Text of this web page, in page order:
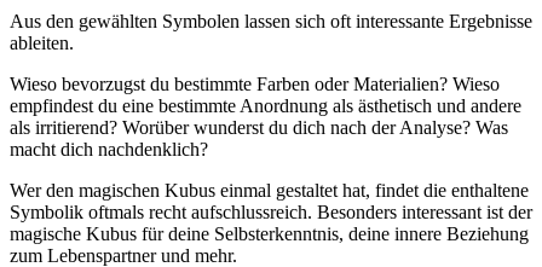
Aus den gewählten Symbolen lassen sich oft interessante Ergebnisse
ableiten.
Wieso bevorzugst du bestimmte Farben oder Materialien? Wieso
empfindest du eine bestimmte Anordnung als ästhetisch und andere
als irritierend? Worüber wunderst du dich nach der Analyse? Was
macht dich nachdenklich?
Wer den magischen Kubus einmal gestaltet hat, findet die enthaltene
Symbolik oftmals recht aufschlussreich. Besonders interessant ist der
magische Kubus für deine Selbsterkenntnis, deine innere Beziehung
zum Lebenspartner und mehr.